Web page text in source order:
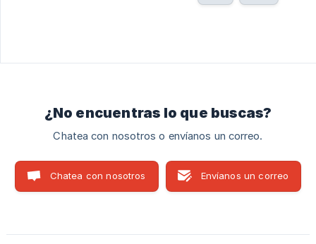
¿No encuentras lo que buscas?
Chatea con nosotros o envíanos un correo.
Chatea con nosotros Envíanos un correo